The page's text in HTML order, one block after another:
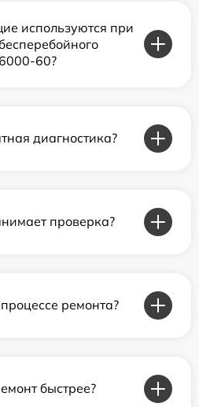
используются при
60?
диагностика?
проверка?
ремонта?
быстрее?